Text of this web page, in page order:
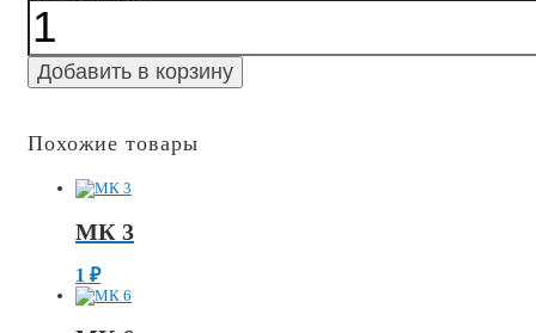
Добавить в корзину
Похожие товары
МК 3
1 ₽